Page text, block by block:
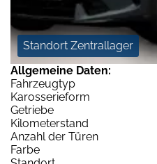
Standort Zentrallager
Allgemeine Daten:
Fahrzeugtyp
Karosserieform
Getriebe
Kilometerstand
Anzahl der Türen
Farbe